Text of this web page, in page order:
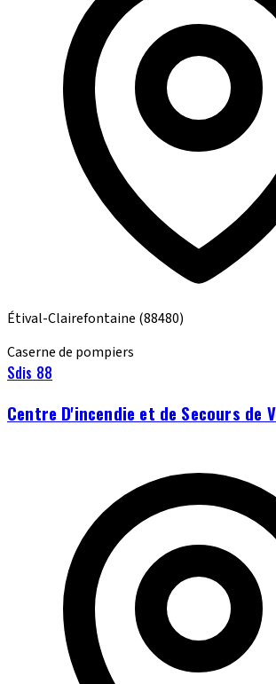
Étival-Clairefontaine (88480)
Caserne de pompiers
Sdis 88
Centre D'incendie et de Secours de